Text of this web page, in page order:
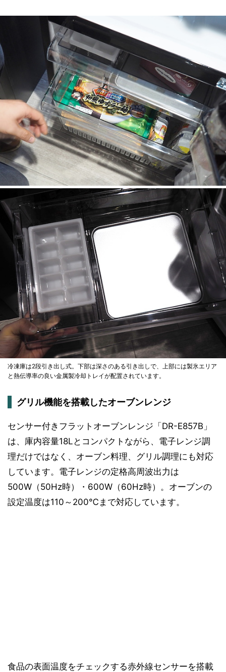
冷凍庫は2段引き出し式。下部は深さのある引き出しで、上部には製氷エリア
と熱伝導率の良い金属製冷却トレイが配置されています。
グリル機能を搭載したオーブンレンジ
センサー付きフラットオーブンレンジ「DR-E857B」
は、庫内容量18Lとコンパクトながら、電子レンジ調
理だけではなく、オーブン料理、グリル調理にも対応
しています。電子レンジの定格高周波出力は
500W（50Hz時）・600W（60Hz時）。オーブンの
設定温度は110～200℃まで対応しています。
食品の表面温度をチェックする赤外線センサーを搭載